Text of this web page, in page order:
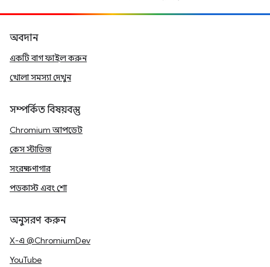
অবদান
একটি বাগ ফাইল করুন
খোলা সমস্যা দেখুন
সম্পর্কিত বিষয়বস্তু
Chromium আপডেট
কেস স্টাডিজ
সংরক্ষণাগার
পডকাস্ট এবং শো
অনুসরণ করুন
X-এ @ChromiumDev
YouTube